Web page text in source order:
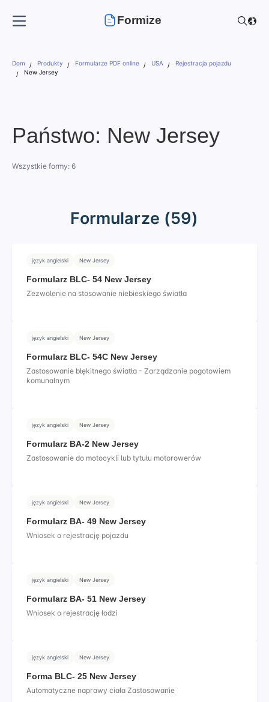
Formize
Dom Produkty Formularze PDF online USA
Rejestracja pojazdu
New Jersey
Państwo: New Jersey
Wszystkie formy: 6
Formularze (59)
język angielski New Jersey
Formularz BLC- 54 New Jersey
Zezwolenie na stosowanie niebieskiego światła
język angielski New Jersey
Formularz BLC- 54C New Jersey
Zastosowanie błękitnego światła - Zarządzanie pogotowiem
komunalnym
język angielski New Jersey
Formularz BA-2 New Jersey
Zastosowanie do motocykli lub tytułu motorowerów
język angielski New Jersey
Formularz BA- 49 New Jersey
Wniosek o rejestrację pojazdu
język angielski New Jersey
Formularz BA- 51 New Jersey
Wniosek o rejestrację łodzi
język angielski New Jersey
Forma BLC- 25 New Jersey
Automatyczne naprawy ciała Zastosowanie